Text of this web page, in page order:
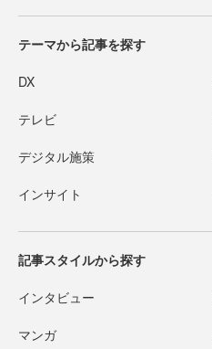
テーマから記事を探す
DX
テレビ
デジタル施策
インサイト
記事スタイルから探す
インタビュー
マンガ